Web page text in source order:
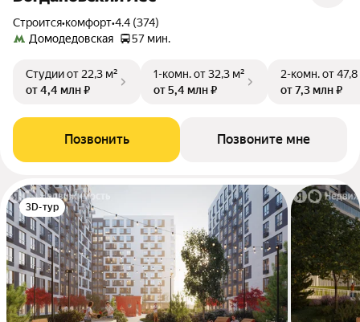
Строится•комфорт•4.4 (374)
Домодедовская
57 мин.
Студииот 22,3 м²
от 4,4 млн ₽
1-комн.от 32,3 м²
от 5,4 млн ₽
2-комн.от
от 7,3 млн ₽
Позвонить Позвоните мне
3D-тур